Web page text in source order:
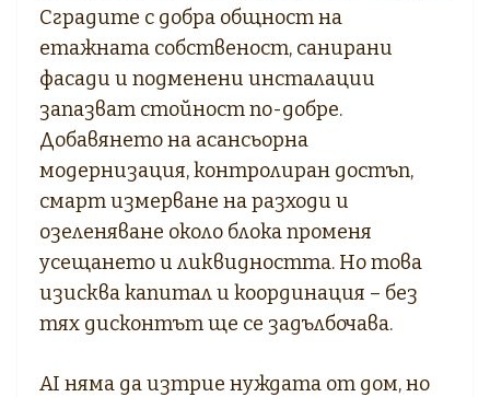
Сградите с добра общност на
етажната собственост, санирани
фасади и подменени инсталации
запазват стойност по-добре.
Добавянето на асансьорна
модернизация, контролиран достъп,
смарт измерване на разходи и
озеленяване около блока променя
усещането и ликвидността. Но това
изисква капитал и координация – без
тях дисконтът ще се задълбочава.
AI няма да изтрие нуждата от дом, но